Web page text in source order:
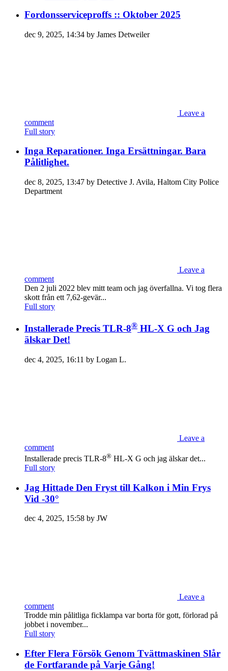
Fordonsserviceproffs :: Oktober 2025
dec 9, 2025, 14:34 by James Detweiler
Leave a
comment
Full story
Inga Reparationer. Inga Ersättningar. Bara
Pålitlighet.
dec 8, 2025, 13:47 by Detective J. Avila, Haltom City Police
Department
Leave a
comment
Den 2 juli 2022 blev mitt team och jag överfallna. Vi tog flera
skott från ett 7,62-gevär...
Full story
Installerade Precis TLR-8® HL-X G och Jag
älskar Det!
dec 4, 2025, 16:11 by Logan L.
Leave a
comment
Installerade precis TLR-8® HL-X G och jag älskar det...
Full story
Jag Hittade Den Fryst till Kalkon i Min Frys
Vid -30°
dec 4, 2025, 15:58 by JW
Leave a
comment
Trodde min pålitliga ficklampa var borta för gott, förlorad på
jobbet i november...
Full story
Efter Flera Försök Genom Tvättmaskinen Slår
de Fortfarande på Varje Gång!